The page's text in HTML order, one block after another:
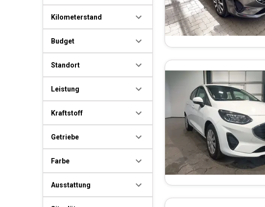
Kilometerstand
Budget
Standort
Leistung
Kraftstoff
Getriebe
Farbe
Ausstattung